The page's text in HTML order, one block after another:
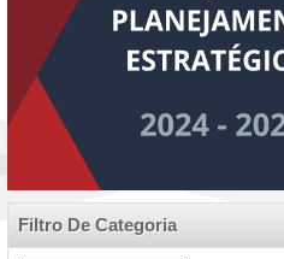
Filtro De Categoria